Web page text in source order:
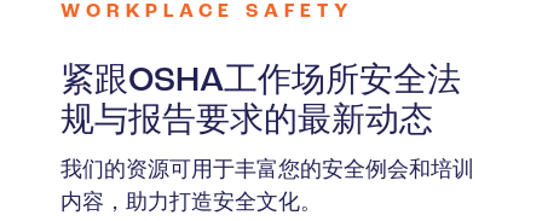
WORKPLACE SAFETY
紧跟OSHA工作场所安全法
规与报告要求的最新动态
我们的资源可用于丰富您的安全例会和培训
内容，助力打造安全文化。